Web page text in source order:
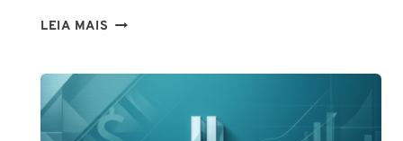
LEIA MAIS CONCURSO
SALVADOR
(GCM
SALVADOR):